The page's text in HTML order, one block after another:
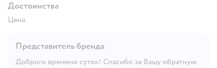
Достоинства
Цена
Представитель бренда
Доброго времени суток! Спасибо за Вашу обратную